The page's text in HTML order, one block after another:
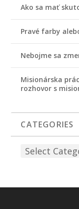
Ako sa mať
Pravé farby
Nebojme sa
Misionárska
rozhovor s
CATEGORIES